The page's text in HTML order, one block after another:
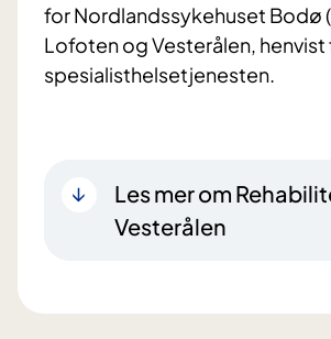
for Nordlandssykehuset Bodø
Lofoten og Vesterålen, henvist
spesialisthelsetjenesten.
Les mer om
Vesterålen